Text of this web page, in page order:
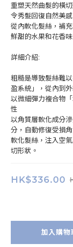
重塑天然曲髮的橫
令秀髮回復自然美感
從內軟化髮絲，補
鮮甜的水果和花香
詳細介紹:
粗糙是導致髮絲難
盈系統」，從內到
以微細彈力複合物
性
以角質層軟化成分
分，自動修復受損
軟化髮絲，注入空
切形狀。
HK$336.00
加入購物